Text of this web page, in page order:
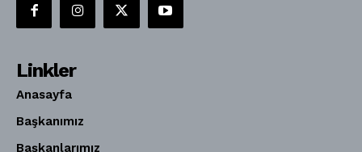
Linkler
Anasayfa
Başkanımız
Başkanlarımız